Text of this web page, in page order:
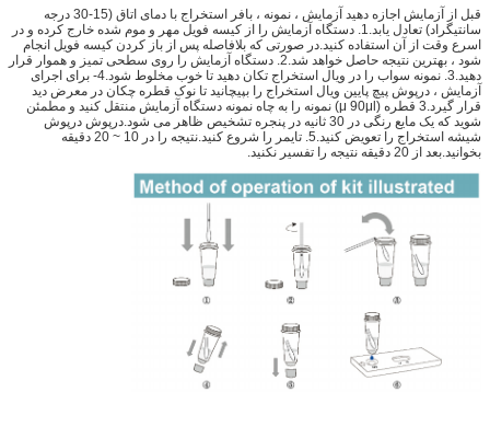
قبل از آزمایش اجازه دهید آزمایش ، نمونه ، بافر استخراج با دمای اتاق (15-30 درجه
سانتیگراد) تعادل یابد.1. دستگاه آزمایش را از کیسه فویل مهر و موم شده خارج کرده و در
اسرع وقت از آن استفاده کنید.در صورتی که بلافاصله پس از باز کردن کیسه فویل انجام
شود ، بهترین نتیجه حاصل خواهد شد.2. دستگاه آزمایش را روی سطحی تمیز و هموار قرار
دهید.3. نمونه سواب را در ویال استخراج تکان دهید تا خوب مخلوط شود.4- برای اجرای
آزمایش ، درپوش پیچ پایین ویال استخراج را بپیچانید تا نوک قطره چکان در معرض دید
قرار گیرد.3 قطره (μ 90μl) نمونه را به چاه نمونه دستگاه آزمایش منتقل کنید و مطمئن
شوید که یک مایع رنگی در 30 ثانیه در پنجره تشخیص ظاهر می شود.درپوش درپوش
شیشه استخراج را تعویض کنید.5. تایمر را شروع کنید.نتیجه را در 10 ~ 20 دقیقه
بخوانید.بعد از 20 دقیقه نتیجه را تفسیر نکنید.